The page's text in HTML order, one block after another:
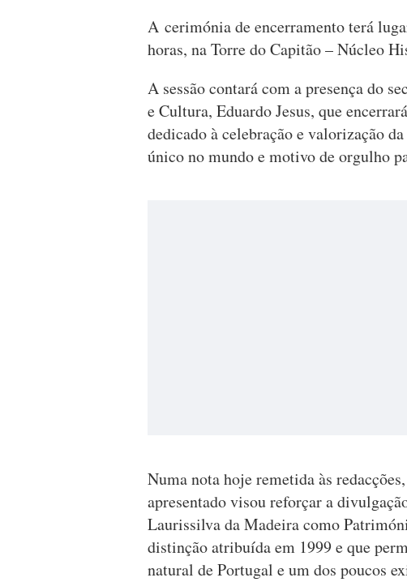
A cerimónia de encerramento terá
horas, na Torre do Capitão – Núcleo
A sessão contará com a presença do
e Cultura, Eduardo Jesus, que
dedicado à celebração e valorização
único no mundo e motivo de orgulho
Numa nota hoje remetida às
apresentado visou reforçar a
Laurissilva da Madeira como
distinção atribuída em 1999 e que
natural de Portugal e um dos poucos